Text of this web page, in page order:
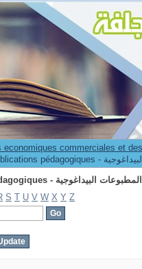
commerciales et
S T U V W X Y Z